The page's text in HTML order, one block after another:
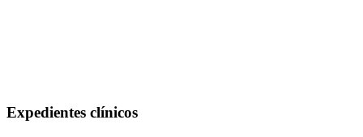
Expedientes clínicos